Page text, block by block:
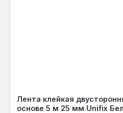
Лента клейкая
основе 5 м 25 мм Unifix